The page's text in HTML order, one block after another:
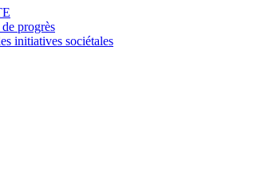
progrès
initiatives sociétales